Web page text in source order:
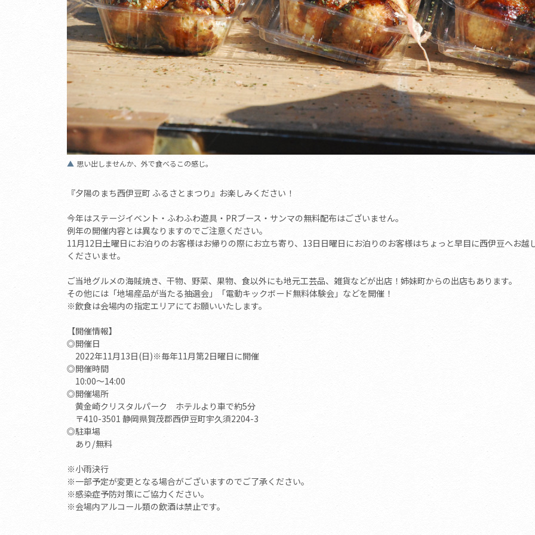
思い出しませんか、外で食べるこの感じ。
『夕陽のまち西伊豆町 ふるさとまつり』お楽しみください！
今年はステージイベント・ふわふわ遊具・PRブース・サンマの無料配布はございません。
例年の開催内容とは異なりますのでご注意ください。
11月12日土曜日にお泊りのお客様はお帰りの際にお立ち寄り、13日日曜日にお泊りのお客様はちょっと早目に西伊豆へお越
くださいませ。
ご当地グルメの海賊焼き、干物、野菜、果物、食以外にも地元工芸品、雑貨などが出店！姉妹町からの出店もあります。
その他には「地場産品が当たる抽選会」「電動キックボード無料体験会」などを開催！
※飲食は会場内の指定エリアにてお願いいたします。
【開催情報】
◎開催日
2022年11月13日(日)※毎年11月第2日曜日に開催
◎開催時間
10:00～14:00
◎開催場所
黄金崎クリスタルパーク ホテルより車で約5分
〒410-3501 静岡県賀茂郡西伊豆町宇久須2204-3
◎駐車場
あり/無料
※小雨決行
※一部予定が変更となる場合がございますのでご了承ください。
※感染症予防対策にご協力ください。
※会場内アルコール類の飲酒は禁止です。